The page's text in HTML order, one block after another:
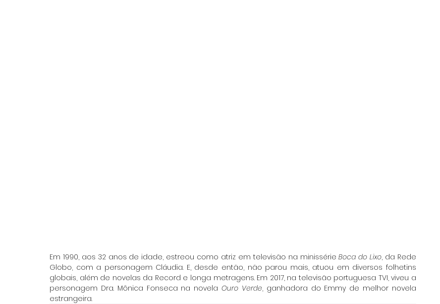
Em 1990, aos 32 anos de idade, estreou como atriz em televisão na minissérie Boca do Lixo, da Rede
Globo, com a personagem Cláudia. E, desde então, não parou mais, atuou em diversos folhetins
globais, além de novelas da Record e longa metragens. Em 2017, na televisão portuguesa TVI, viveu a
personagem Dra. Mônica Fonseca na novela Ouro Verde, ganhadora do Emmy de melhor novela
estrangeira.